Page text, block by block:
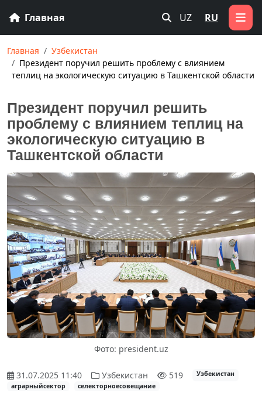
Главная UZ RU
Главная
Узбекистан
Президент поручил решить проблему с влиянием
теплиц на экологическую ситуацию в Ташкентской области
Президент поручил решить
проблему с влиянием теплиц на
экологическую ситуацию в
Ташкентской области
Фото: president.uz
31.07.2025 11:40 Узбекистан 519
Узбекистан
аграрныйсектор
селекторноесовещание